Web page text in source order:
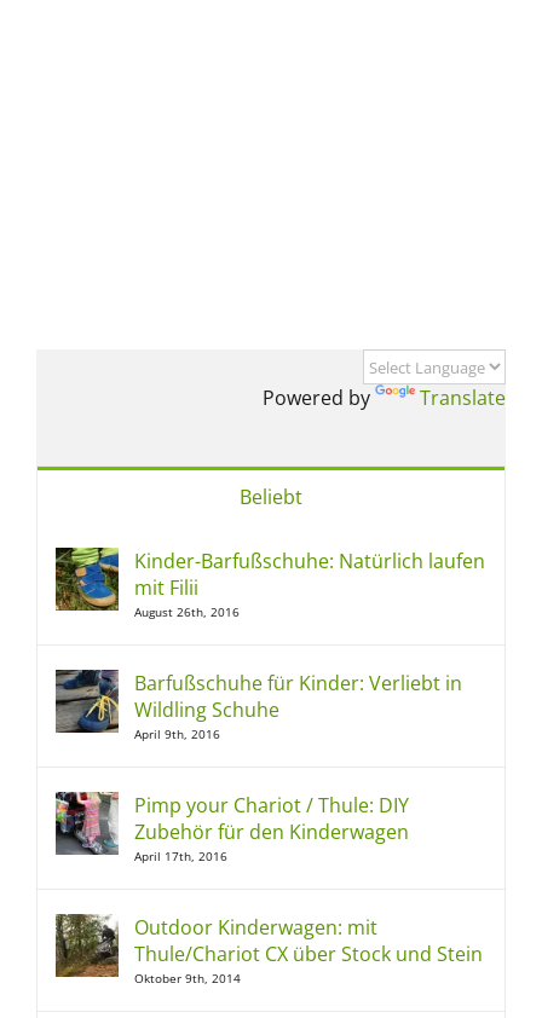
Powered by Translate
Beliebt
Kinder-Barfußschuhe: Natürlich laufen
mit Filii
August 26th, 2016
Barfußschuhe für Kinder: Verliebt in
Wildling Schuhe
April 9th, 2016
Pimp your Chariot / Thule: DIY
Zubehör für den Kinderwagen
April 17th, 2016
Outdoor Kinderwagen: mit
Thule/Chariot CX über Stock und Stein
Oktober 9th, 2014